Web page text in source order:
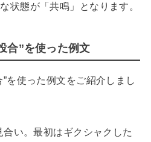
状態が「共鳴」となります。
合”を使った例文
”を使った例文をご紹介しまし
い。最初はギクシャクした